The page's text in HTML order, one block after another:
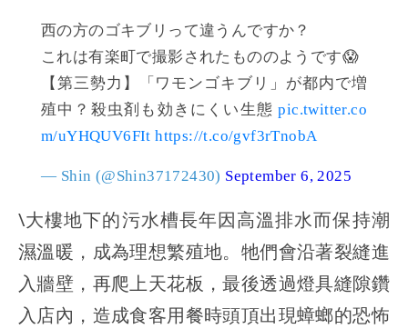
西の方のゴキブリって違うんですか？
これは有楽町で撮影されたもののようです😱
【第三勢力】「ワモンゴキブリ」が都内で増
殖中？殺虫剤も効きにくい生態pic.twitter.co
m/uYHQUV6FIt https://t.co/gvf3rTnobA
— Shin (@Shin37172430) September 6, 2025
\大樓地下的污水槽長年因高溫排水而保持潮
濕溫暖，成為理想繁殖地。牠們會沿著裂縫進
入牆壁，再爬上天花板，最後透過燈具縫隙鑽
入店內，造成食客用餐時頭頂出現蟑螂的恐怖